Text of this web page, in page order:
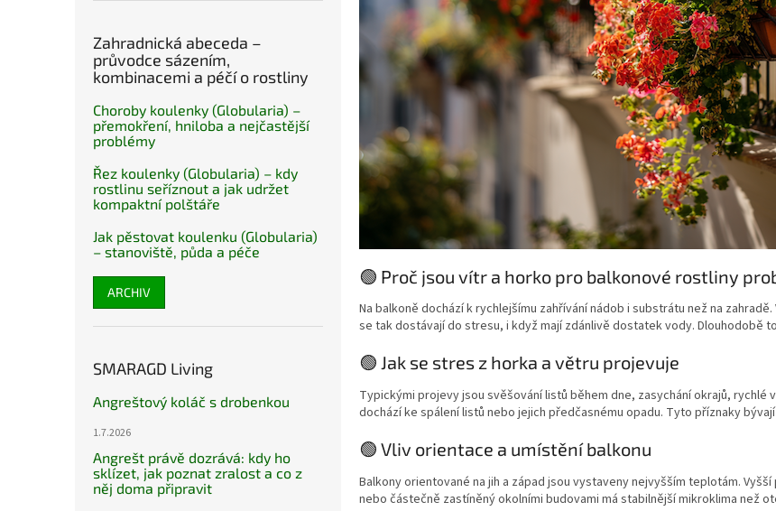
Zahradnická abeceda –
průvodce sázením,
kombinacemi a péčí o rostliny
Choroby koulenky (Globularia) –
přemokření, hniloba a nejčastější
problémy
Řez koulenky (Globularia) – kdy
rostlinu seříznout a jak udržet
kompaktní polštáře
Jak pěstovat koulenku (Globularia)
– stanoviště, půda a péče
ARCHIV
SMARAGD Living
Angreštový koláč s drobenkou
1.7.2026
Angrešt právě dozrává: kdy ho
sklízet, jak poznat zralost a co z
něj doma připravit
🟢 Proč jsou vítr a horko pro balkonové rostliny
Na balkoně dochází k rychlejšímu zahřívání nádob i substrátu než na
se tak dostávají do stresu, i když mají zdánlivě dostatek vody. Dlouhodobě
🟢 Jak se stres z horka a větru projevuje
Typickými projevy jsou svěšování listů během dne, zasychání okrajů, rychlé
dochází ke spálení listů nebo jejich předčasnému opadu. Tyto příznaky
🟢 Vliv orientace a umístění balkonu
Balkony orientované na jih a západ jsou vystaveny nejvyšším teplotám.
nebo částečně zastíněný okolními budovami má stabilnější mikroklima než